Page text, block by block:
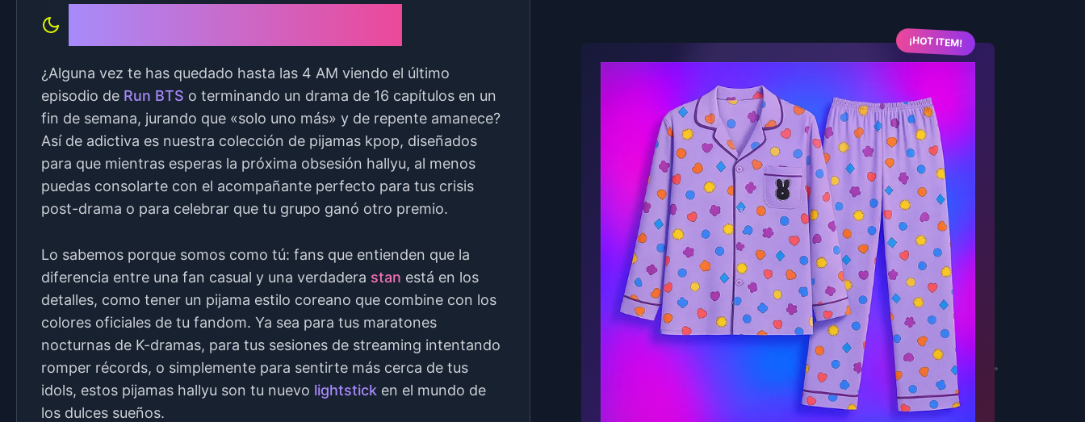
¿Alguna vez te has quedado hasta las 4 AM viendo el último
episodio de Run BTS o terminando un drama de 16 capítulos en un
fin de semana, jurando que «solo uno más» y de repente amanece?
Así de adictiva es nuestra colección de pijamas kpop, diseñados
para que mientras esperas la próxima obsesión hallyu, al menos
puedas consolarte con el acompañante perfecto para tus crisis
post-drama o para celebrar que tu grupo ganó otro premio.
Lo sabemos porque somos como tú: fans que entienden que la
diferencia entre una fan casual y una verdadera stan está en los
detalles, como tener un pijama estilo coreano que combine con los
colores oficiales de tu fandom. Ya sea para tus maratones
nocturnas de K-dramas, para tus sesiones de streaming intentando
romper récords, o simplemente para sentirte más cerca de tus
idols, estos pijamas hallyu son tu nuevo lightstick en el mundo de
los dulces sueños.
¡HOT ITEM!